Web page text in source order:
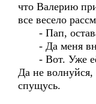
что Валерию
все весело
- Пап,
- Да меня
- Вот. Уже её
Да не волнуйся,
спущусь.